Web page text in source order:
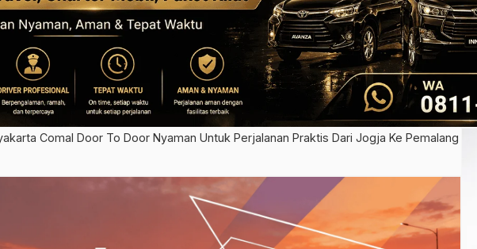
Comal Door To Door Nyaman Untuk Perjalanan Praktis Dari Jogja Ke Pemalang